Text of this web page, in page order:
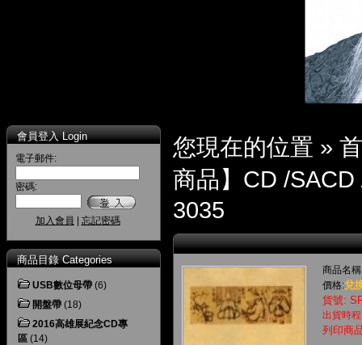
會員登入 Login
電子郵件:
密碼:
加入會員 忘記密碼
商品目錄 Categories
USB數位母帶 (6)
開盤帶 (18)
2016高雄展紀念CD專
區 (14)
您現在的位置 »
商品】CD /
3035
商品名
價格:兌
貨號:
出貨時
列印商